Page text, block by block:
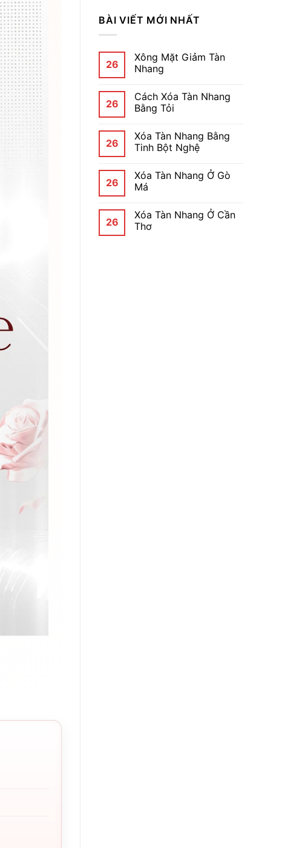
BÀI VIẾT MỚI NHẤT
26
Xông Mặt Giảm Tàn
Nhang
26
Cách Xóa Tàn Nhang
Bằng Tỏi
26
Xóa Tàn Nhang Bằng
Tinh Bột Nghệ
26
Xóa Tàn Nhang Ở Gò
Má
26
Xóa Tàn Nhang Ở Cần
Thơ